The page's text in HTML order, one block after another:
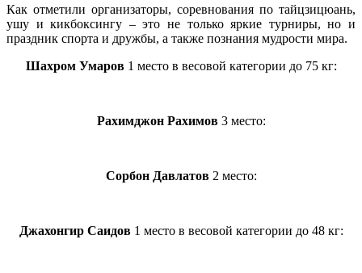
Как отметили организаторы, соревнования по тайцзицюань,
ушу и кикбоксингу – это не только яркие турниры, но и
праздник спорта и дружбы, а также познания мудрости мира.
Шахром Умаров 1 место в весовой категории до 75 кг:
Рахимджон Рахимов3 место:
Сорбон Давлатов2 место:
Джахонгир Саидов1 место в весовой категории до 48 кг: